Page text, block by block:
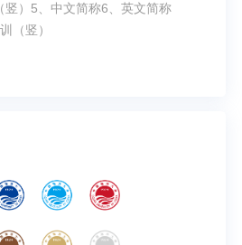
竖）5、中文简称6、英文简称
（竖）